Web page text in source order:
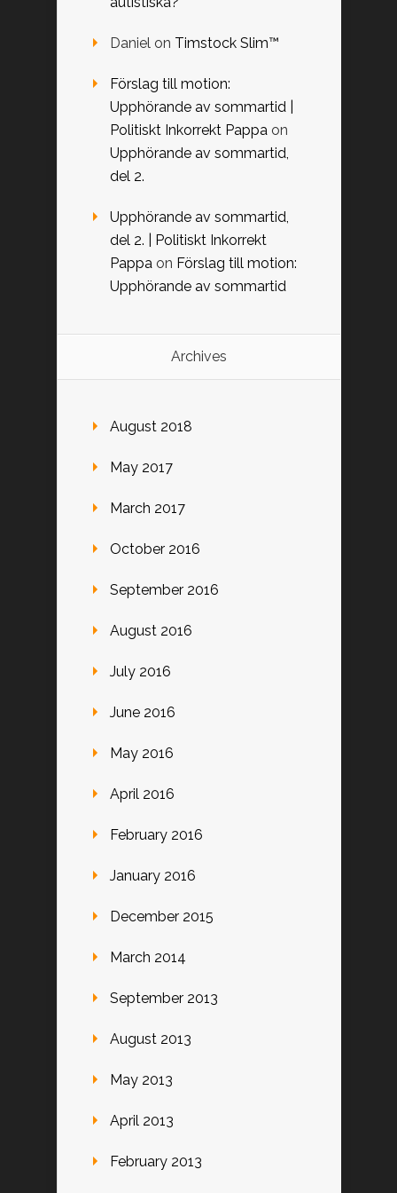
Daniel on Timstock Slim™
Förslag till motion:
Upphörande av sommartid |
Politiskt Inkorrekt Pappa on
Upphörande av sommartid,
del 2.
Upphörande av sommartid,
del 2. | Politiskt Inkorrekt
Pappa on Förslag till motion:
Upphörande av sommartid
Archives
August 2018
May 2017
March 2017
October 2016
September 2016
August 2016
July 2016
June 2016
May 2016
April 2016
February 2016
January 2016
December 2015
March 2014
September 2013
August 2013
May 2013
April 2013
February 2013